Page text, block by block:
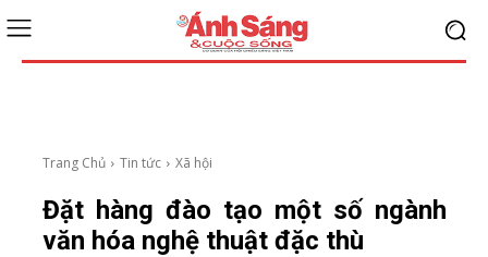
Trang Chủ Tin tức Xã hội
Đặt hàng đào tạo một số ngành
văn hóa nghệ thuật đặc thù